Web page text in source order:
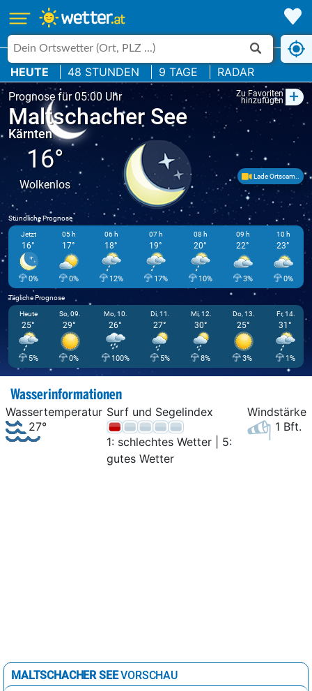
HEUTE 48 STUNDEN 9 TAGE RADAR
Prognose für 05:00 Uhr Zu Favoriten
hinzufügen +
Maltschacher See
Kärnten
16°
Wolkenlos
Lade Ortscam..
Stündliche Prognose
Jetzt
16°
0%
05 h
17°
0%
06 h
18°
12%
07 h
19°
17%
08 h
20°
10%
09 h
22°
3%
10 h
23°
0%
Tägliche Prognose
Heute
25°
5%
So, 09.
29°
0%
Mo, 10.
26°
100%
Di, 11.
27°
5%
Mi, 12.
30°
8%
Do, 13.
25°
3%
Fr, 14.
31°
1%
Wasserinformationen
Wassertemperatur
27°
Surf und Segelindex
1: schlechtes Wetter | 5:
gutes Wetter
Windstärke
1 Bft.
MALTSCHACHER SEEVORSCHAU